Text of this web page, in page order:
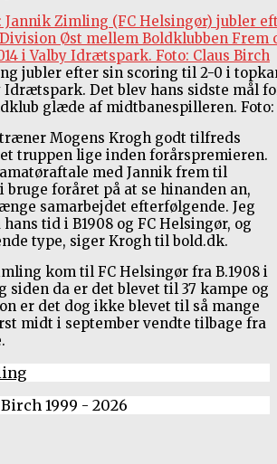
jubler efter sin scoring til 2-0 i
Idrætspark. Det blev hans sidste mål
glæde af midtbanespilleren. Foto:
Mogens Krogh godt tilfreds
truppen lige inden forårspremieren.
med Jannik frem til
bruge foråret på at se hinanden an,
samarbejdet efterfølgende. Jeg
tid i B1908 og FC Helsingør, og
type, siger Krogh til bold.dk.
kom til FC Helsingør fra B.1908 i
siden da er det blevet til 37 kampe og
er det dog ikke blevet til så mange
midt i september vendte tilbage fra
1999 - 2026